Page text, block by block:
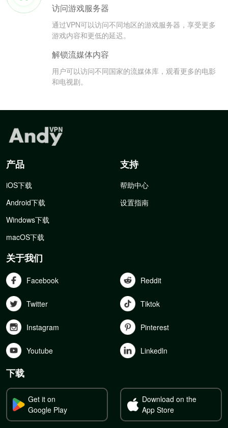
访问游戏服务器
通过VPN可以访问不同地区的游戏服务器，享受更多
游戏内容和更低的延迟。
解锁流媒体内容
用户可以访问不同国家的流媒体库，观看更多的电影
和电视剧。
产品
iOS下载
Android下载
Windows下载
macOS下载
支持
帮助中心
设置指南
关于我们
Facebook Reddit
Twitter Tiktok
Instagram Pinterest
Youtube Linkedln
下载
Get it on
Google Play
Download on the
App Store